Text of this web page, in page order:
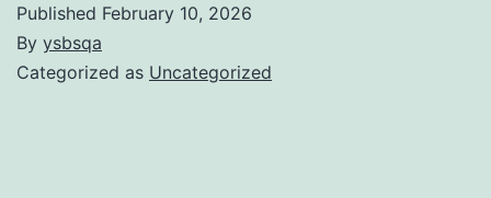
Published February 10, 2026
By ysbsqa
Categorized as Uncategorized